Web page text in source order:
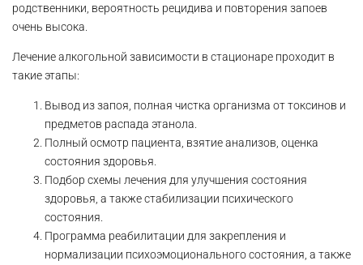
родственники, вероятность рецидива и повторения запоев
очень высока.
Лечение алкогольной зависимости в стационаре проходит в
такие этапы:
Вывод из запоя, полная чистка организма от токсинов и
предметов распада этанола.
Полный осмотр пациента, взятие анализов, оценка
состояния здоровья.
Подбор схемы лечения для улучшения состояния
здоровья, а также стабилизации психического
состояния.
Программа реабилитации для закрепления и
нормализации психоэмоционального состояния, а также